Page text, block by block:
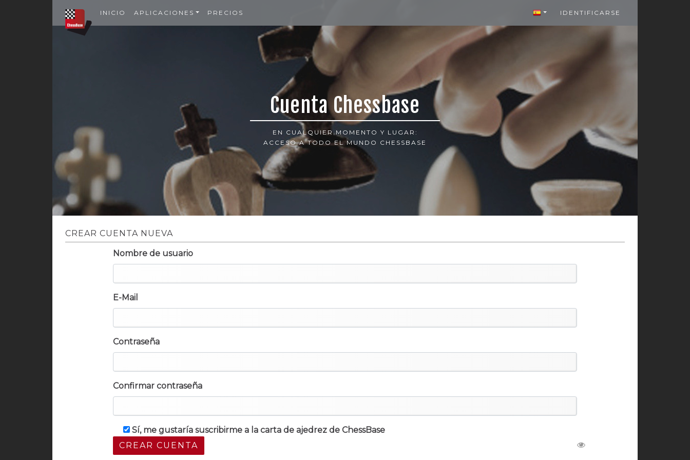
INICIO APLICACIONES PRECIOS IDENTIFICARSE
Cuenta Chessbase
EN CUALQUIER MOMENTO Y LUGAR:
ACCESO A TODO EL MUNDO CHESSBASE
CREAR CUENTA NUEVA
Nombre de usuario
E-Mail
Contraseña
Confirmar contraseña
Sí, me gustaría suscribirme a la carta de ajedrez de ChessBase
CREAR CUENTA